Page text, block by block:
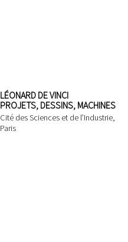
LÉONARD DE VINCI
PROJETS, DESSINS, MACHINES
Cité des Sciences et de l’Industrie,
Paris